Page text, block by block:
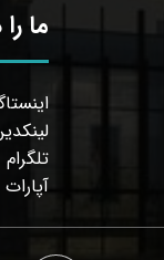
ما
تلگرام
آپارات